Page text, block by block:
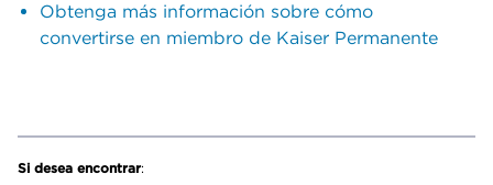
Obtenga más información sobre cómo
convertirse en miembro de Kaiser Permanente
Si desea encontrar: